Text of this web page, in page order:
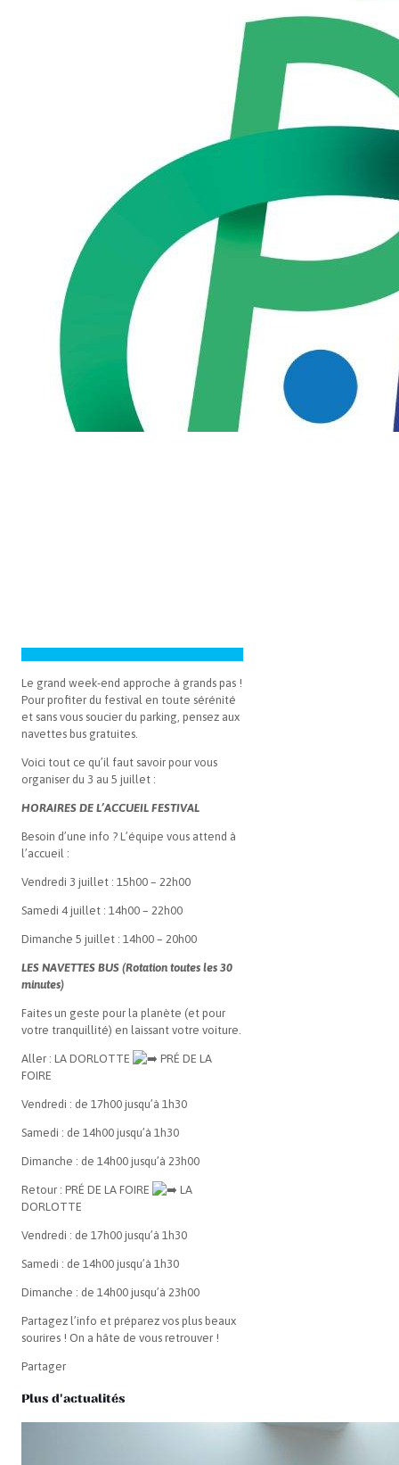
Le grand week-end approche à grands pas !
Pour profiter du festival en toute sérénité
et sans vous soucier du parking, pensez aux
navettes bus gratuites.
Voici tout ce qu’il faut savoir pour vous
organiser du 3 au 5 juillet :
HORAIRES DE L’ACCUEIL FESTIVAL
Besoin d’une info ? L’équipe vous attend à
l’accueil :
Vendredi 3 juillet : 15h00 – 22h00
Samedi 4 juillet : 14h00 – 22h00
Dimanche 5 juillet : 14h00 – 20h00
LES NAVETTES BUS (Rotation toutes les 30
minutes)
Faites un geste pour la planète (et pour
votre tranquillité) en laissant votre voiture.
Aller : LA DORLOTTE
PRÉ DE LA
FOIRE
Vendredi : de 17h00 jusqu’à 1h30
Samedi : de 14h00 jusqu’à 1h30
Dimanche : de 14h00 jusqu’à 23h00
Retour : PRÉ DE LA FOIRE
LA
DORLOTTE
Vendredi : de 17h00 jusqu’à 1h30
Samedi : de 14h00 jusqu’à 1h30
Dimanche : de 14h00 jusqu’à 23h00
Partagez l’info et préparez vos plus beaux
sourires ! On a hâte de vous retrouver !
Partager
Plus d'actualités